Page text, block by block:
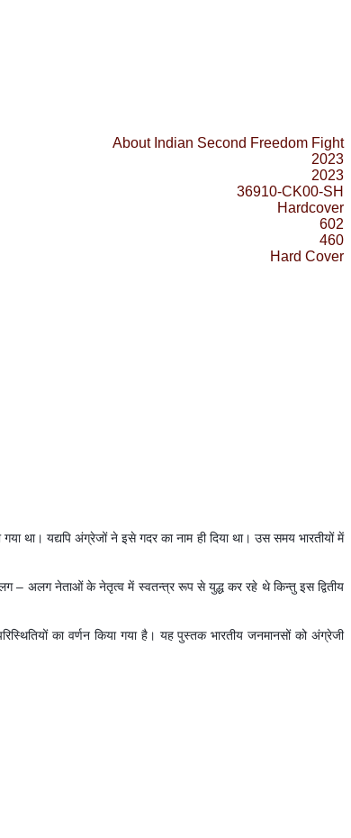
About Indian Second Freedom Fight
2023
2023
36910-CK00-SH
Hardcover
602
460
Hard Cover
था। यद्यपि अंग्रेजों ने इसे गदर का नाम ही दिया था। उस समय भारतीयों में
– अलग नेताओं के नेतृत्व में स्वतन्त्र रूप से युद्ध कर रहे थे किन्तु इस द्वितीय
का वर्णन किया गया है। यह पुस्तक भारतीय जनमानसों को अंग्रेजी